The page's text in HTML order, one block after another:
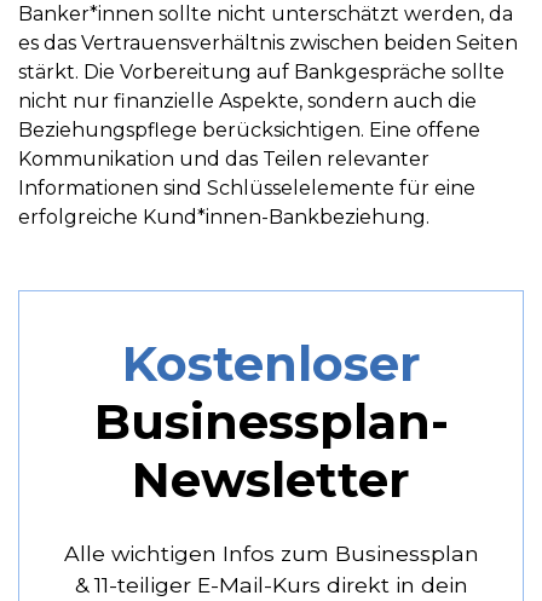
Banker*innen sollte nicht unterschätzt werden, da
es das Vertrauensverhältnis zwischen beiden Seiten
stärkt. Die Vorbereitung auf Bankgespräche sollte
nicht nur finanzielle Aspekte, sondern auch die
Beziehungspflege berücksichtigen. Eine offene
Kommunikation und das Teilen relevanter
Informationen sind Schlüsselelemente für eine
erfolgreiche Kund*innen-Bankbeziehung.
Kostenloser
Businessplan-
Newsletter
Alle wichtigen Infos zum Businessplan
& 11-teiliger E-Mail-Kurs direkt in dein